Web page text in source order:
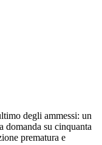
degli ammessi: un
domanda su cinquanta
prematura e